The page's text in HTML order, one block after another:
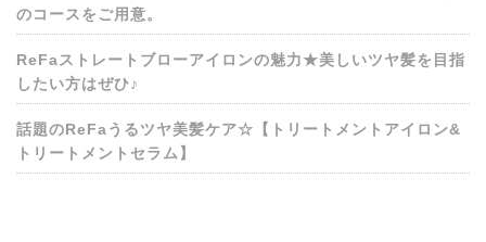
のコースをご用意。
ReFaストレートブローアイロンの魅力★美しいツヤ髪を目指
したい方はぜひ♪
話題のReFaうるツヤ美髪ケア☆【トリートメントアイロン&
トリートメントセラム】